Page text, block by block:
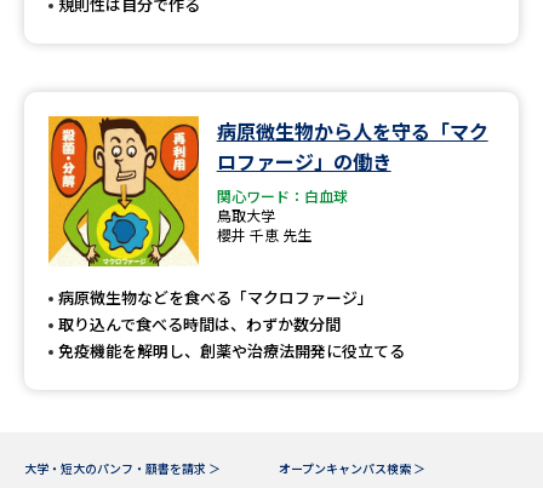
オープンキャンパス検索 実施プログラムから探す
来場型・Web型イベント特集 夢ナビライブ
受験準備 資料検索
病原微生物から人を守る「マク
ロファージ」の働き
関心ワード：白血球
鳥取大学
櫻井 千恵 先生
病原微生物などを食べる「マクロファージ」
取り込んで食べる時間は、わずか数分間
免疫機能を解明し、創薬や治療法開発に役立てる
大学・短大のパンフ・願書を請求 ＞
オープンキャンパス検索 ＞